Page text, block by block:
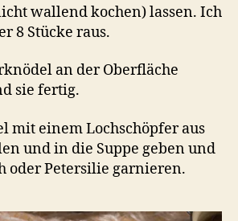
wallend kochen) lassen. Ich
8 Stücke raus.
an der Oberfläche
sie fertig.
mit einem Lochschöpfer aus
und in die Suppe geben und
oder Petersilie garnieren.